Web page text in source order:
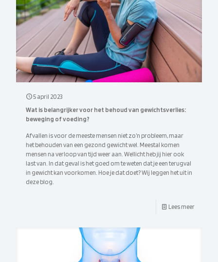
5 april 2023
Wat is belangrijker voor het behoud van gewichtsverlies:
beweging of voeding?
Afvallen is voor de meeste mensen niet zo’n probleem, maar
het behouden van een gezond gewicht wel. Meestal komen
mensen na verloop van tijd weer aan. Wellicht heb jij hier ook
last van. In dat geval is het goed om te weten dat je een terugval
in gewicht kan voorkomen. Hoe je dat doet? Wij leggen het uit in
deze blog.
Lees meer